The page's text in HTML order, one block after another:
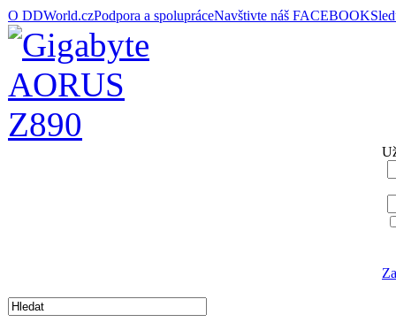
O DDWorld.czPodpora a spolupráceNavštivte náš FACEBOOK